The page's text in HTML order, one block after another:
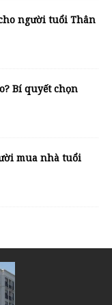
người tuổi Thân
Bí quyết chọn
mua nhà tuổi